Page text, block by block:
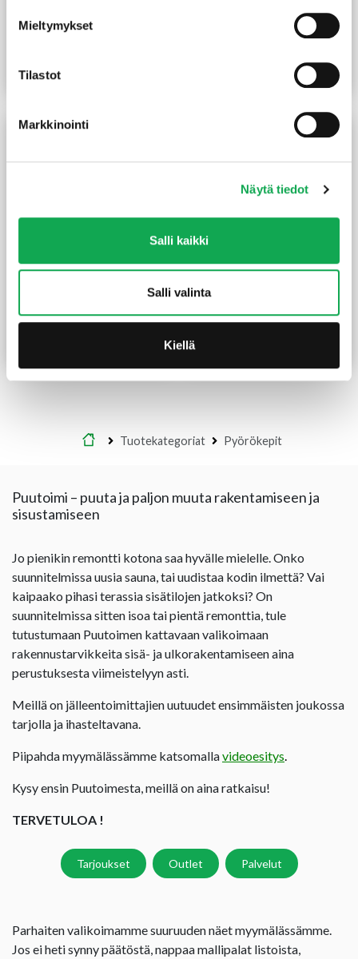
Mieltymykset
Tilastot
Markkinointi
Näytä tiedot
Salli kaikki
Salli valinta
Kiellä
Pyörökeppi 28X2400 mm
mänty käsittelemätön
Pyörökeppi 15mm koivu
Pyörökeppi 25 mm koivu
5,90€/m
Pyörökeppi 40mm tammi
29,90€/m
Etusivu
Tuotekategoriat Pyörökepit
Puutoimi – puuta ja paljon muuta rakentamiseen ja
sisustamiseen
Jo pienikin remontti kotona saa hyvälle mielelle. Onko
suunnitelmissa uusia sauna, tai uudistaa kodin ilmettä? Vai
kaipaako pihasi terassia sisätilojen jatkoksi? On
suunnitelmissa sitten isoa tai pientä remonttia, tule
tutustumaan Puutoimen kattavaan valikoimaan
rakennustarvikkeita sisä- ja ulkorakentamiseen aina
perustuksesta viimeistelyyn asti.
Meillä on jälleentoimittajien uutuudet ensimmäisten joukossa
tarjolla ja ihasteltavana.
Piipahda myymälässämme katsomallavideoesitys
Kysy ensin Puutoimesta, meillä on aina ratkaisu!
TERVETULOA !
Tarjoukset Outlet Palvelut
Parhaiten valikoimamme suuruuden näet myymälässämme.
Jos ei heti synny päätöstä, nappaa mallipalat listoista,